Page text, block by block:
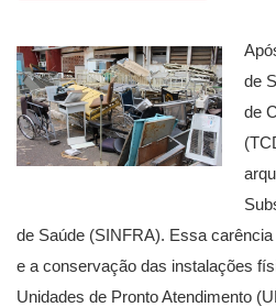
de
de
de Saúde (SINFRA). Essa
e a conservação das instalações
Unidades de Pronto Atendimento